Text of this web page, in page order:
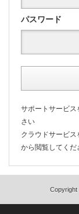
パスワード
サポートサービス
さい
クラウドサービス
から閲覧してくだ
Copyright